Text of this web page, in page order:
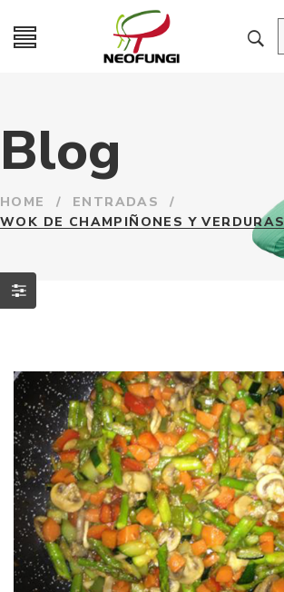
Blog
HOME / ENTRADAS
/
WOK DE CHAMPIÑONES Y VERDURAS